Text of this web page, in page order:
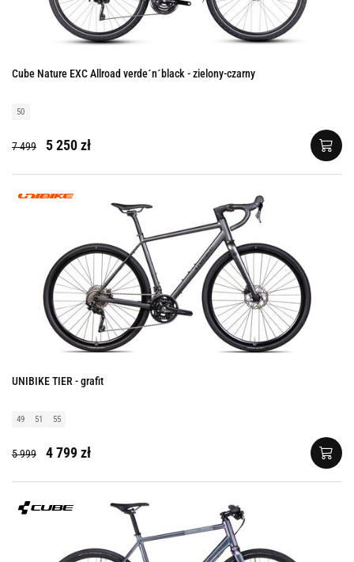
Cube Nature EXC Allroad verde´n´black - zielony-czarny
50
7 499 5 250 zł
UNIBIKE TIER - grafit
49 51 55
5 999 4 799 zł